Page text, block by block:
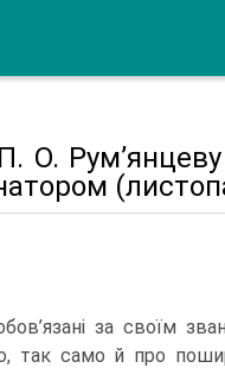
О.
за своїм
так само й про